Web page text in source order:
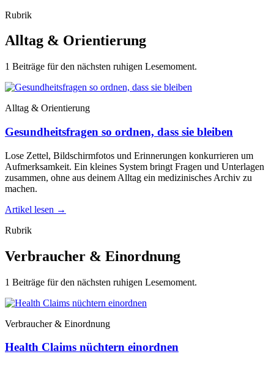
Rubrik
Alltag & Orientierung
1 Beiträge für den nächsten ruhigen Lesemoment.
Alltag & Orientierung
Gesundheitsfragen so ordnen, dass sie bleiben
Lose Zettel, Bildschirmfotos und Erinnerungen konkurrieren um
Aufmerksamkeit. Ein kleines System bringt Fragen und Unterlagen
zusammen, ohne aus deinem Alltag ein medizinisches Archiv zu
machen.
Artikel lesen →
Rubrik
Verbraucher & Einordnung
1 Beiträge für den nächsten ruhigen Lesemoment.
Verbraucher & Einordnung
Health Claims nüchtern einordnen